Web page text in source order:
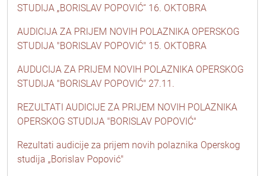
STUDIJA „BORISLAV POPOVIĆ“ 16. OKTOBRA
AUDICIJA ZA PRIJEM NOVIH POLAZNIKA OPERSKOG
STUDIJA "BORISLAV POPOVIĆ" 15. OKTOBRA
AUDUCIJA ZA PRIJEM NOVIH POLAZNIKA OPERSKOG
STUDIJA "BORISLAV POPOVIĆ" 27.11.
REZULTATI AUDICIJE ZA PRIJEM NOVIH POLAZNIKA
OPERSKOG STUDIJA "BORISLAV POPOVIĆ"
Rezultati audicije za prijem novih polaznika Operskog
studija „Borislav Popović"